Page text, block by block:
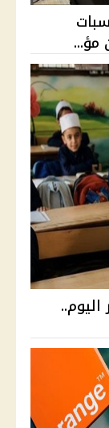
الحاسبات
مؤ...